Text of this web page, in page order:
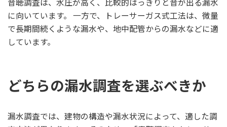
音聴調査は、水圧が高く、比較的はっきりと音が出る漏水
に向いています。 一方で、トレーサーガス式工法は、微量
で長期間続くような漏水や、地中配管からの漏水などに適
しています。
どちらの漏水調査を選ぶべきか
漏水調査では、建物の構造や漏水状況によって、適した調